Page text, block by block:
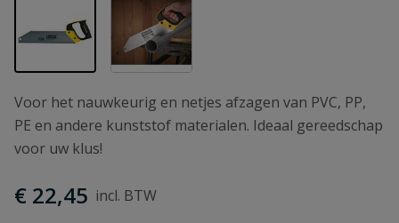
Voor het nauwkeurig en netjes afzagen van PVC, PP,
PE en andere kunststof materialen. Ideaal gereedschap
voor uw klus!
€ 22,45